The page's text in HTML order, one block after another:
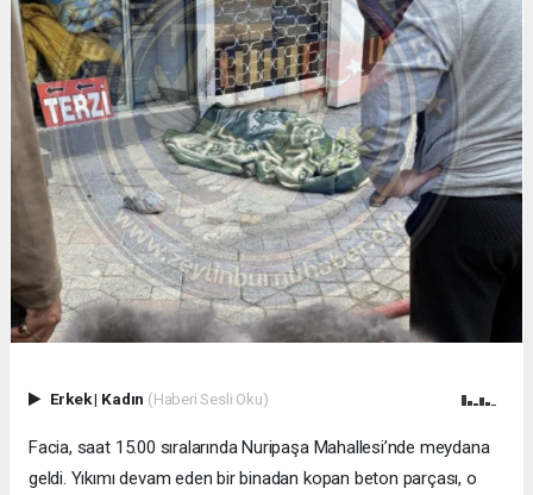
Erkek| Kadın (Haberi Sesli Oku)
Facia, saat 15.00 sıralarında Nuripaşa Mahallesi’nde meydana
geldi. Yıkımı devam eden bir binadan kopan beton parçası, o